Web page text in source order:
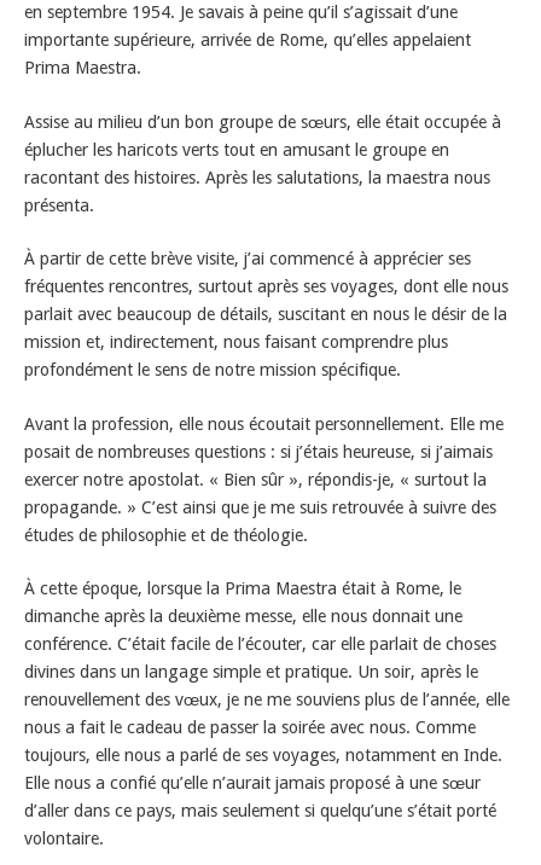
en septembre 1954. Je savais à peine qu’il s’agissait d’une
importante supérieure, arrivée de Rome, qu’elles appelaient
Prima Maestra.
Assise au milieu d’un bon groupe de sœurs, elle était occupée à
éplucher les haricots verts tout en amusant le groupe en
racontant des histoires. Après les salutations, la maestra nous
présenta.
À partir de cette brève visite, j’ai commencé à apprécier ses
fréquentes rencontres, surtout après ses voyages, dont elle nous
parlait avec beaucoup de détails, suscitant en nous le désir de la
mission et, indirectement, nous faisant comprendre plus
profondément le sens de notre mission spécifique.
Avant la profession, elle nous écoutait personnellement. Elle me
posait de nombreuses questions : si j’étais heureuse, si j’aimais
exercer notre apostolat. « Bien sûr », répondis-je, « surtout la
propagande. » C’est ainsi que je me suis retrouvée à suivre des
études de philosophie et de théologie.
À cette époque, lorsque la Prima Maestra était à Rome, le
dimanche après la deuxième messe, elle nous donnait une
conférence. C’était facile de l’écouter, car elle parlait de choses
divines dans un langage simple et pratique. Un soir, après le
renouvellement des vœux, je ne me souviens plus de l’année, elle
nous a fait le cadeau de passer la soirée avec nous. Comme
toujours, elle nous a parlé de ses voyages, notamment en Inde.
Elle nous a confié qu’elle n’aurait jamais proposé à une sœur
d’aller dans ce pays, mais seulement si quelqu’une s’était porté
volontaire.